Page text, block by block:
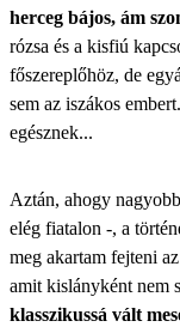
herceg bájos, ám
rózsa és a kisfiú
főszereplőhöz, de
sem az iszákos
egésznek...
Aztán, ahogy
elég fiatalon -, a
meg akartam fejteni
amit kislányként nem
klasszikussá vált